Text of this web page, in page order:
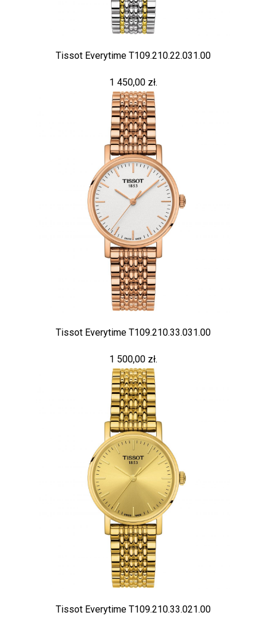
Tissot Everytime T109.210.22.031.00
1 450,00 zł.
Tissot Everytime T109.210.33.031.00
1 500,00 zł.
Tissot Everytime T109.210.33.021.00